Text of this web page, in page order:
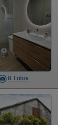
8 Fotos